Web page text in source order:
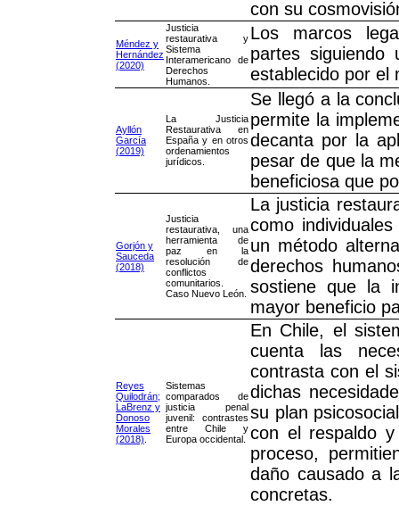
con su
Méndez y
Hernández
(2020)
Justicia
restaurativa y
Sistema
Interamericano de
Derechos
Humanos.
Los marcos
partes
establecido por el
Ayllón
García
(2019)
La Justicia
Restaurativa en
España y en otros
ordenamientos
jurídicos.
Se llegó a la
permite la
decanta por la
pesar de que la
beneficiosa que
Gorjón y
Sauceda
(2018)
Justicia
restaurativa, una
herramienta de
paz en la
resolución de
conflictos
comunitarios.
Caso Nuevo León.
La justicia
como
un método
derechos
sostiene que la
mayor beneficio
Reyes
Quilodrán;
LaBrenz y
Donoso
Morales
(2018)
Sistemas
comparados de
justicia penal
juvenil: contrastes
entre Chile y
Europa occidental.
En Chile, el
cuenta las
contrasta con el
dichas
su plan
con el respaldo
proceso,
daño causado a
concretas.